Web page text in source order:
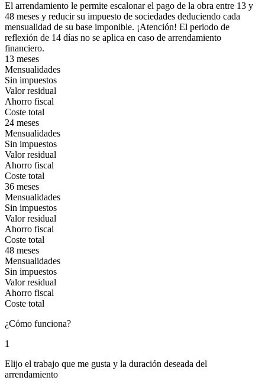
El arrendamiento le permite escalonar el pago de la obra entre 13 y
48 meses y reducir su impuesto de sociedades deduciendo cada
mensualidad de su base imponible. ¡Atención! El periodo de
reflexión de 14 días no se aplica en caso de arrendamiento
financiero.
13 meses
Mensualidades
Sin impuestos
Valor residual
Ahorro fiscal
Coste total
24 meses
Mensualidades
Sin impuestos
Valor residual
Ahorro fiscal
Coste total
36 meses
Mensualidades
Sin impuestos
Valor residual
Ahorro fiscal
Coste total
48 meses
Mensualidades
Sin impuestos
Valor residual
Ahorro fiscal
Coste total
¿Cómo funciona?
1
Elijo el trabajo que me gusta y la duración deseada del
arrendamiento